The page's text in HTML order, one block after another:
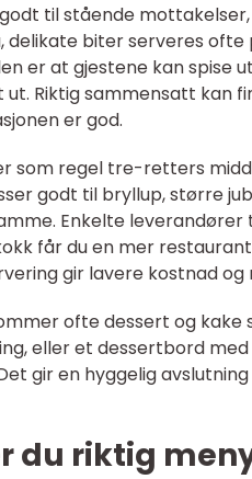
til stående
delikate biter serveres
er at gjestene kan spise
ut. Riktig sammensatt kan
er god.
som regel tre-retters
godt til bryllup, større
Enkelte
får du en mer
gir lavere kostnad
ofte dessert og kake
eller et dessertbord
gir en hyggelig
du riktig